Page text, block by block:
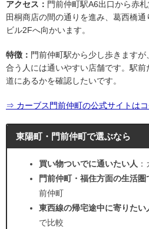
アクセス： 門前仲町駅A6出口から赤
田桐商店の間の通りを進み、葛西橋
ビル2Fへ向かいます。
特徴： 門前仲町駅から少し歩きます
合う人には通いやすい店舗です。駅
道にあるかを確認したいです。
⇒ カーブス門前仲町の公式サイトは
東陽町・門前仲町で選ぶなら
買い物ついでに通いたい人
門前仲町・福住方面の生活圏
前仲町
東西線の帰宅途中に寄りたい
で比較